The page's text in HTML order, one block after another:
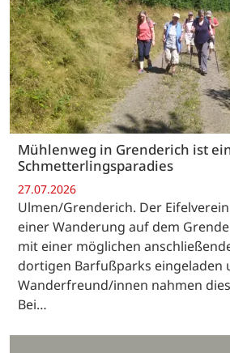
Mühlenweg in Grenderich ist
Schmetterlingsparadies
27.07.2026
Ulmen/Grenderich. Der
einer Wanderung auf dem
mit einer möglichen
dortigen Barfußparks eingeladen
Wanderfreund/innen nahmen
Bei…